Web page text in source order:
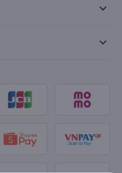
keyboard_arrow_down
keyboard_arrow_down